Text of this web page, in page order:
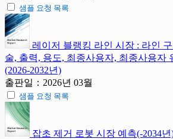
샘플 요청 목록
레이저 블랭킹 라인 시장 : 라인
술, 출력, 용도, 최종사용자, 최종사용자
(2026-2032년)
출판일：2026년 03월
샘플 요청 목록
잡초 제거 로봇 시장 예측(-2034년